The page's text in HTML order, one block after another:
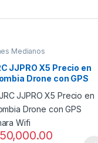
Medianos
JJPRO X5 Precio en
Drone con GPS
Wifi